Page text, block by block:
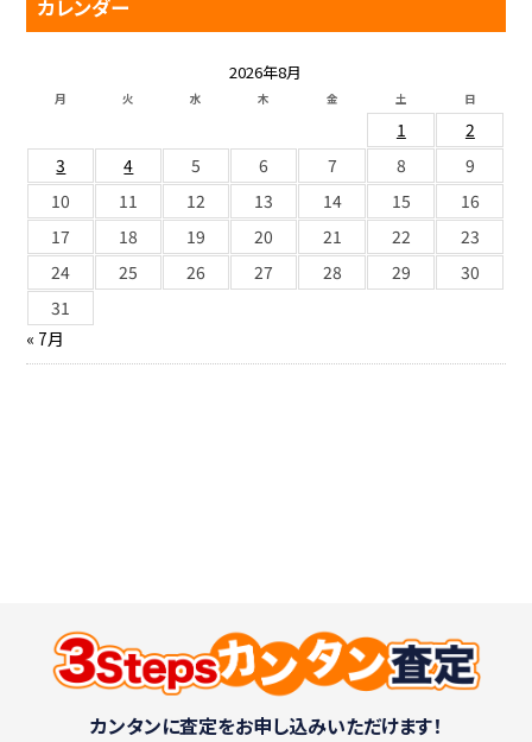
カレンダー
2026年8月
月 火 水 木 金 土 日
1
2
3
4 5 6 7 8
9
10
11 12 13 14 15
16
17
18 19 20 21 22
23
24
25 26 27 28 29
30
31
« 7月
カンタンに査定をお申し込みいただけます！